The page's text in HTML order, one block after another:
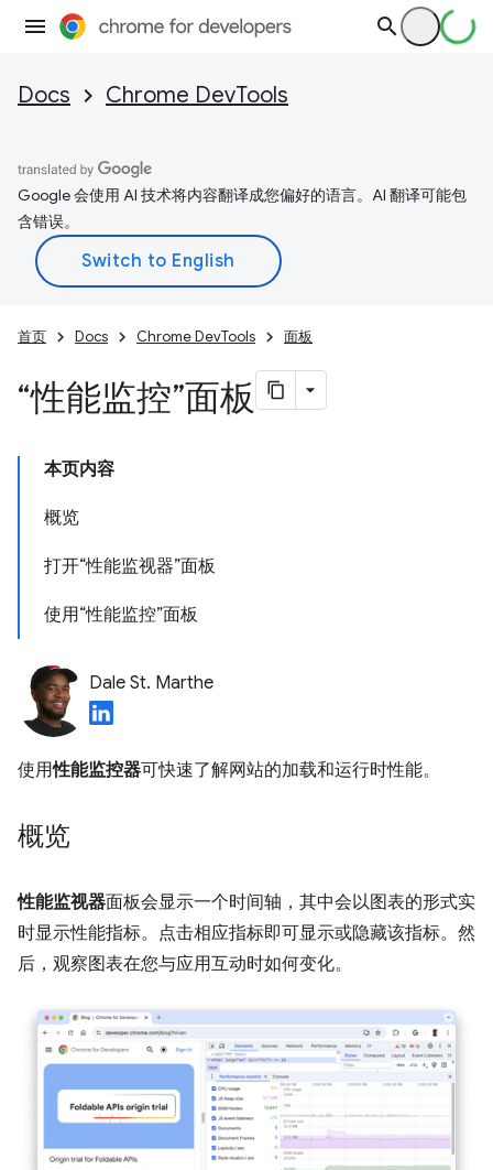
Docs Chrome DevTools
Google 会使用 AI 技术将内容翻译成您偏好的语言。AI 翻译可能包
含错误。
首页 Docs Chrome DevTools 面板
“性能监控”面板
本页内容
概览
打开“性能监视器”面板
使用“性能监控”面板
Dale St. Marthe
使用性能监控器可快速了解网站的加载和运行时性能。
概览
性能监视器面板会显示一个时间轴，其中会以图表的形式实
时显示性能指标。点击相应指标即可显示或隐藏该指标。然
后，观察图表在您与应用互动时如何变化。